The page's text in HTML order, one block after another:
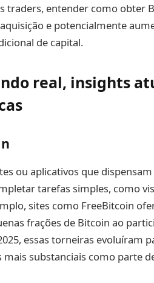
traders, entender como obter
e potencialmente
de capital.
real, insights
ou aplicativos que
tarefas simples, como
sites como FreeBitcoin
frações de Bitcoin ao
essas torneiras evoluíram
substanciais como parte